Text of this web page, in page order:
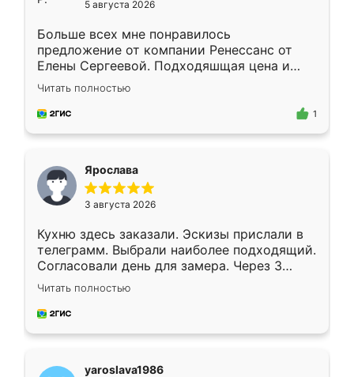
5 августа 2026
Больше всех мне понравилось
предложение от компании Ренессанс от
Елены Сергеевой. Подходяшщая цена и
короткие сроки изготовления. Приехавший
для замера сотрудник Владислав
предложил по моему эскизу самый
Читать полностью
1
Ярослава
3 августа 2026
Кухню здесь заказали. Эскизы прислали в
телеграмм. Выбрали наиболее подходящий.
Согласовали день для замера. Через 3
недели кухня была уже готова. Остались
довольны работой. Спасибо Ренессанс
мебель за качественную работу!
Читать полностью
yaroslava1986